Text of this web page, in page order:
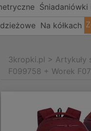
Na kółkach
3kropki.pl > Artykuły
F099758 + Worek